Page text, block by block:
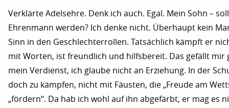
Verklärte Adelsehre. Denk ich auch. Egal. Mein Sohn –
Ehrenmann werden? Ich denke nicht. Überhaupt kein
Sinn in den Geschlechterrollen. Tatsächlich kämpft er
mit Worten, ist freundlich und hilfsbereit. Das gefällt mir
mein Verdienst, ich glaube nicht an Erziehung. In der
doch zu kämpfen, nicht mit Fäusten, die „Freude am
„fördern“. Da hab ich wohl auf ihn abgefärbt, er mag es